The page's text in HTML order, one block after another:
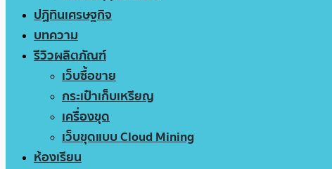
ปฏิทินเศรษฐกิจ
บทความ
รีวิวผลิตภัณฑ์
เว็บซื้อขาย
กระเป๋าเก็บเหรียญ
เครื่องขุด
เว็บขุดแบบ Cloud Mining
ห้องเรียน